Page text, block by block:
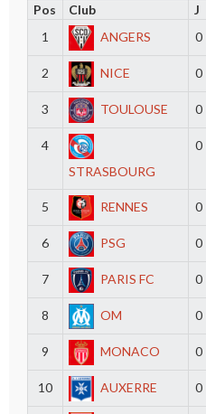
Pos Club J
1
ANGERS 0
2 NICE 0
3 TOULOUSE 0
4
STRASBOURG
0
5 RENNES 0
6 PSG 0
7 PARIS FC 0
8 OM 0
9 MONACO 0
10 AUXERRE 0